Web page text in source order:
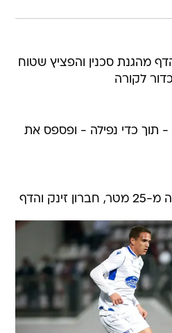
מהגנת סכנין והפציץ שטוח
- תוך כדי נפילה - ופספס את
והדף